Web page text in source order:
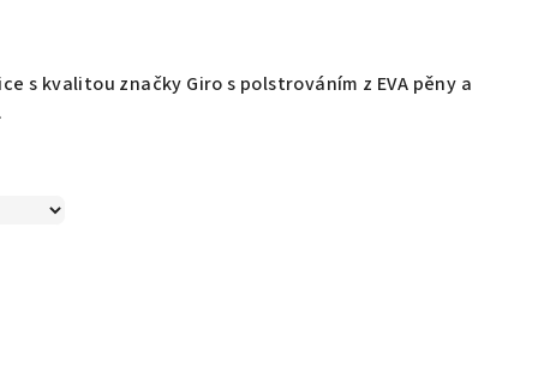
s kvalitou značky Giros polstrováním z EVA pěny a